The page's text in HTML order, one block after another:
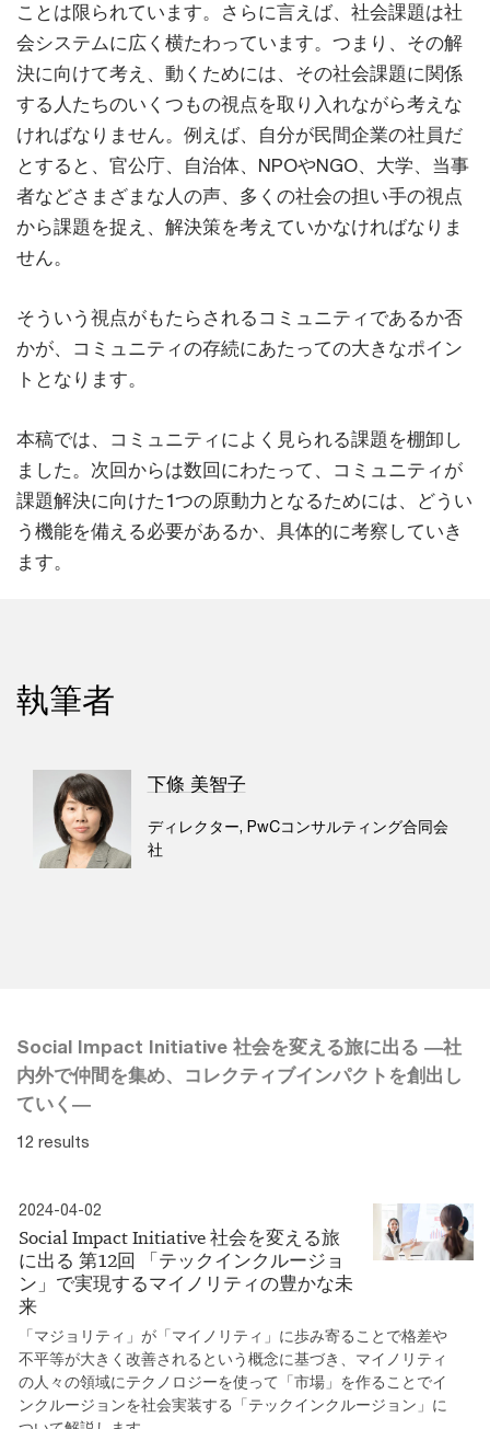
ことは限られています。さらに言えば、社会課題は社
会システムに広く横たわっています。つまり、その解
決に向けて考え、動くためには、その社会課題に関係
する人たちのいくつもの視点を取り入れながら考えな
ければなりません。例えば、自分が民間企業の社員だ
とすると、官公庁、自治体、NPOやNGO、大学、当事
者などさまざまな人の声、多くの社会の担い手の視点
から課題を捉え、解決策を考えていかなければなりま
せん。
そういう視点がもたらされるコミュニティであるか否
かが、コミュニティの存続にあたっての大きなポイン
トとなります。
本稿では、コミュニティによく見られる課題を棚卸し
ました。次回からは数回にわたって、コミュニティが
課題解決に向けた1つの原動力となるためには、どうい
う機能を備える必要があるか、具体的に考察していき
ます。
執筆者
下條 美智子
ディレクター, PwCコンサルティング合同会
社
Social Impact Initiative 社会を変える旅に出る ―社
内外で仲間を集め、コレクティブインパクトを創出し
ていく―
12 results
2024-04-02
Social Impact Initiative 社会を変える旅
に出る 第12回 「テックインクルージョ
ン」で実現するマイノリティの豊かな未
来
「マジョリティ」が「マイノリティ」に歩み寄ることで格差や
不平等が大きく改善されるという概念に基づき、マイノリティ
の人々の領域にテクノロジーを使って「市場」を作ることでイ
ンクルージョンを社会実装する「テックインクルージョン」に